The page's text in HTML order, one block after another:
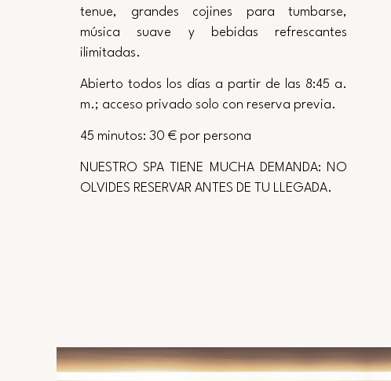
tenue, grandes cojines para tumbarse,
música suave y bebidas refrescantes
ilimitadas.
Abierto todos los días a partir de las 8:45 a.
m.; acceso privado solo con reserva previa.
45 minutos: 30 € por persona
NUESTRO SPA TIENE MUCHA DEMANDA: NO
OLVIDES RESERVAR ANTES DE TU LLEGADA.